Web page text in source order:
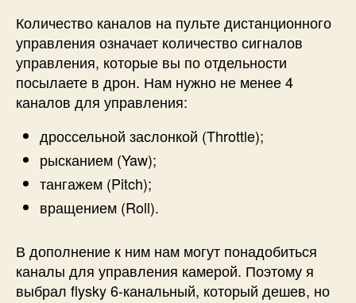
Количество каналов на пульте дистанционного
управления означает количество сигналов
управления, которые вы по отдельности
посылаете в дрон. Нам нужно не менее 4
каналов для управления:
дроссельной заслонкой (Throttle);
рысканием (Yaw);
тангажем (Pitch);
вращением (Roll).
В дополнение к ним нам могут понадобиться
каналы для управления камерой. Поэтому я
выбрал flysky 6-канальный, который дешев, но